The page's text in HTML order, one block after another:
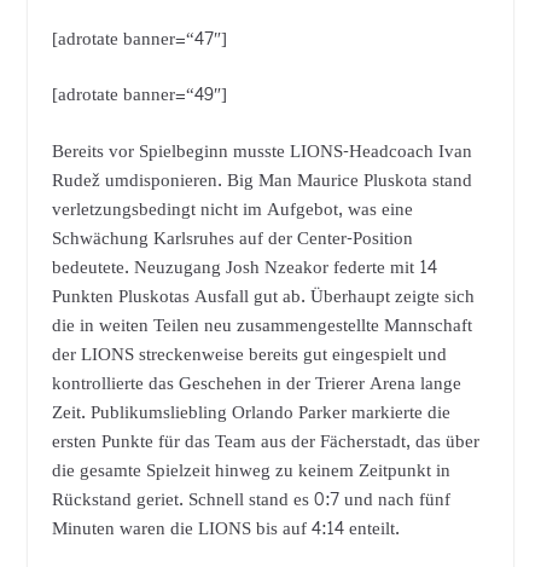
[adrotate banner=“47″]
[adrotate banner=“49″]
Bereits vor Spielbeginn musste LIONS-Headcoach Ivan
Rudež umdisponieren. Big Man Maurice Pluskota stand
verletzungsbedingt nicht im Aufgebot, was eine
Schwächung Karlsruhes auf der Center-Position
bedeutete. Neuzugang Josh Nzeakor federte mit 14
Punkten Pluskotas Ausfall gut ab. Überhaupt zeigte sich
die in weiten Teilen neu zusammengestellte Mannschaft
der LIONS streckenweise bereits gut eingespielt und
kontrollierte das Geschehen in der Trierer Arena lange
Zeit. Publikumsliebling Orlando Parker markierte die
ersten Punkte für das Team aus der Fächerstadt, das über
die gesamte Spielzeit hinweg zu keinem Zeitpunkt in
Rückstand geriet. Schnell stand es 0:7 und nach fünf
Minuten waren die LIONS bis auf 4:14 enteilt.